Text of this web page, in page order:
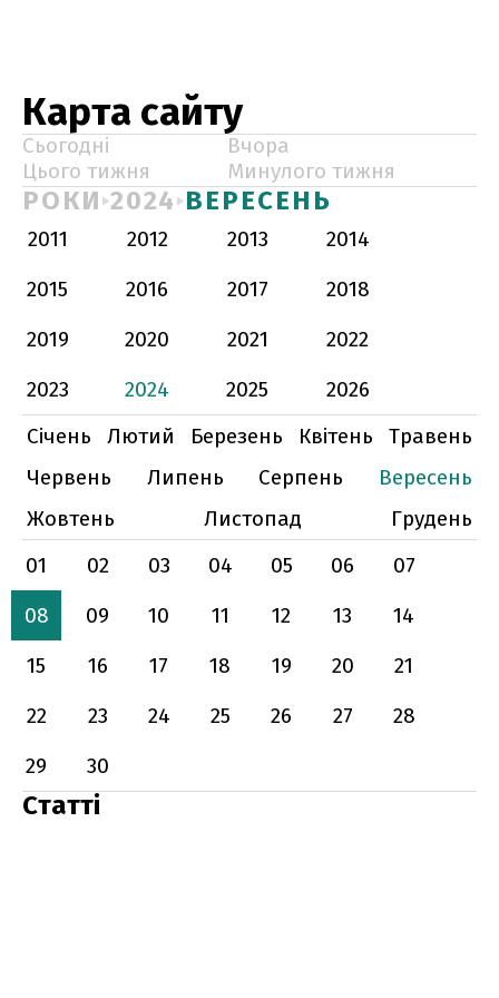
Карта сайту
Сьогодні
Вчора
Цього тижня
Минулого тижня
РОКИ 2024 ВЕРЕСЕНЬ
2011 2012 2013
2014
2015
2016 2017
2018
2019
2020 2021
2022
2023
2024 2025
2026
Січень
Лютий Березень Квітень
Травень
Червень
Липень Серпень
Вересень
Жовтень
Листопад
Грудень
01
02 03 04 05 06
07
08
09 10 11 12 13
14
15
16 17 18 19 20
21
22
23 24 25 26 27
28
29
30
Статті